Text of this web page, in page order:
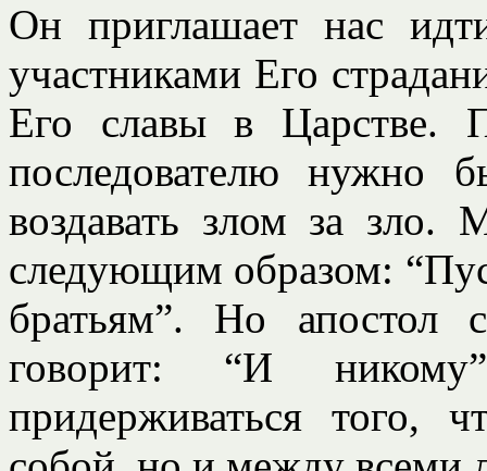
Он приглашает нас
участниками Его
Его славы в Царстве.
последователю нужно
воздавать злом за зло.
следующим образом:
братьям”. Но
говорит: “И
придерживаться того,